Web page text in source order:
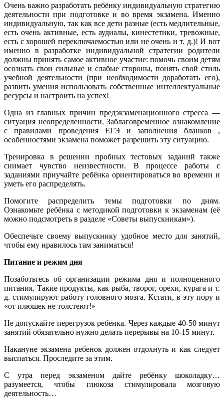
Очень важно разработать ребёнку индивидуальную стратегию
деятельности при подготовке и во время экзамена. Именно
индивидуальную, так как все дети разные (есть медлительные,
есть очень активные, есть аудиалы, кинестетики, тревожные,
есть с хорошей переключаемостью или не очень и т. д.)! И вот
именно в разработке индивидуальной стратегии родители
должны принять самое активное участие: помочь своим детям
осознать свои сильные и слабые стороны, понять свой стиль
учебной деятельности (при необходимости доработать его),
развить умения использовать собственные интеллектуальные
ресурсы и настроить на успех!
Одна из главных причин предэкзаменационного стресса —
ситуация неопределенности. Заблаговременное ознакомление
с правилами проведения ЕГЭ и заполнения бланков ,
особенностями экзамена поможет разрешить эту ситуацию.
Тренировка в решении пробных тестовых заданий также
снимает чувство неизвестности. В процессе работы с
заданиями приучайте ребёнка ориентироваться во времени и
уметь его распределять.
Помогите распределить темы подготовки по дням.
Ознакомьте ребёнка с методикой подготовки к экзаменам (её
можно подсмотреть в разделе «Советы выпускникам»).
Обеспечьте своему выпускнику удобное место для занятий,
чтобы ему нравилось там заниматься!
Питание и режим дня
Позаботьтесь об организации режима дня и полноценного
питания. Такие продукты, как рыба, творог, орехи, курага и т.
д. стимулируют работу головного мозга. Кстати, в эту пору и
«от плюшек не толстеют!»
Не допускайте перегрузок ребенка. Через каждые 40-50 минут
занятий обязательно нужно делать перерывы на 10-15 минут.
Накануне экзамена ребенок должен отдохнуть и как следует
выспаться. Проследите за этим.
С утра перед экзаменом дайте ребёнку шоколадку…
разумеется, чтобы глюкоза стимулировала мозговую
деятельность…